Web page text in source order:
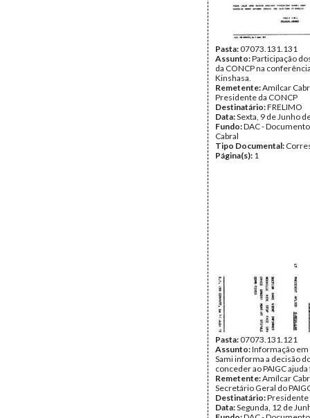
Pasta:07073.131.131
Assunto:Participação
da CONCP na
Kinshasa.
Remetente:Amílcar
Presidente da CONCP
Destinatário:FRELIMO
Data:Sexta, 9 de Junho
Fundo:DAC -
Cabral
Tipo Documental:
Página(s): 1
Pasta:07073.131.121
Assunto:Informação em
Sami informa a decisão
conceder ao PAIGC
Remetente:Amílcar
Secretário Geral do
Destinatário:
Data:Segunda, 12 de